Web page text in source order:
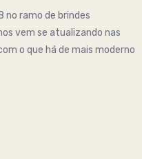
no ramo de brindes
vem se atualizando nas
o que há de mais moderno